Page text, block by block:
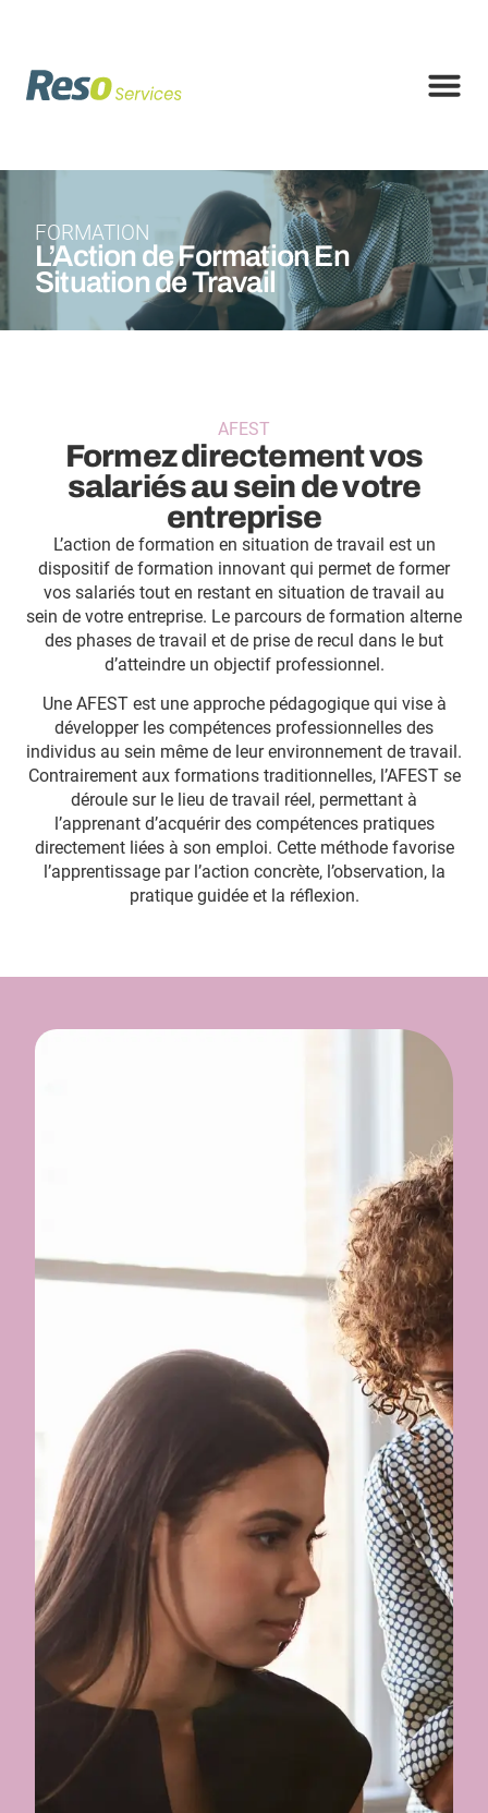
FORMATION
L’Action de Formation En
Situation de Travail
AFEST
Formez directement vos
salariés au sein de votre
entreprise
L’action de formation en situation de travail est un
dispositif de formation innovant qui permet de former
vos salariés tout en restant en situation de travail au
sein de votre entreprise. Le parcours de formation alterne
des phases de travail et de prise de recul dans le but
d’atteindre un objectif professionnel.
Une AFEST est une approche pédagogique qui vise à
développer les compétences professionnelles des
individus au sein même de leur environnement de travail.
Contrairement aux formations traditionnelles, l’AFEST se
déroule sur le lieu de travail réel, permettant à
l’apprenant d’acquérir des compétences pratiques
directement liées à son emploi. Cette méthode favorise
l’apprentissage par l’action concrète, l’observation, la
pratique guidée et la réflexion.